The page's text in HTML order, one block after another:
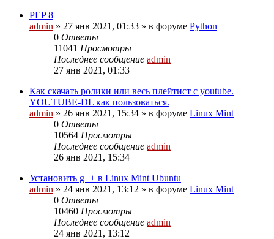
PEP 8
admin » 27 янв 2021, 01:33 » в форуме Python
0 Ответы
11041 Просмотры
Последнее сообщение admin
27 янв 2021, 01:33
Как скачать ролики или весь плейтист с youtube.
YOUTUBE-DL как пользоваться.
admin » 26 янв 2021, 15:34 » в форуме Linux Mint
0 Ответы
10564 Просмотры
Последнее сообщение admin
26 янв 2021, 15:34
Установить g++ в Linux Mint Ubuntu
admin » 24 янв 2021, 13:12 » в форуме Linux Mint
0 Ответы
10460 Просмотры
Последнее сообщение admin
24 янв 2021, 13:12